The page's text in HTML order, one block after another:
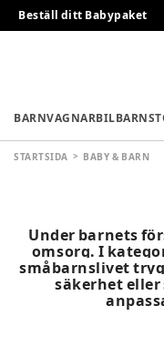
Beställ ditt Babypaket
BARNVAGNAR
STARTSIDA BABY & BARN
Under barnets
omsorg. I
småbarnslivet
säkerhet